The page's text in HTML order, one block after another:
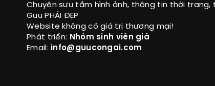
Chuyên sưu tầm hình ảnh, thông tin thời
Guu PHÁI ĐẸP
Website không có giá trị thương mại!
Phát triển: Nhóm sinh viên già
Email: info@guucongai.com